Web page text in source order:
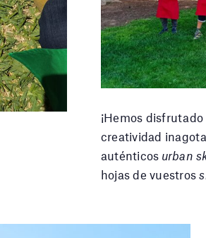
¡Hemos
creatividad
auténticos urban
hojas de vuestros